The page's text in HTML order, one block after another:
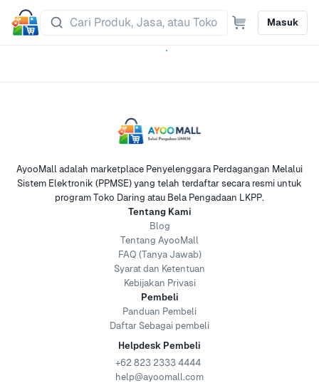
Masuk
AyooMall adalah marketplace Penyelenggara Perdagangan Melalui
Sistem Elektronik (PPMSE) yang telah terdaftar secara resmi untuk
program Toko Daring atau Bela Pengadaan LKPP.
Tentang Kami
Blog
Tentang AyooMall
FAQ (Tanya Jawab)
Syarat dan Ketentuan
Kebijakan Privasi
Pembeli
Panduan Pembeli
Daftar Sebagai pembeli
Helpdesk Pembeli
+62 823 2333 4444
help@ayoomall.com